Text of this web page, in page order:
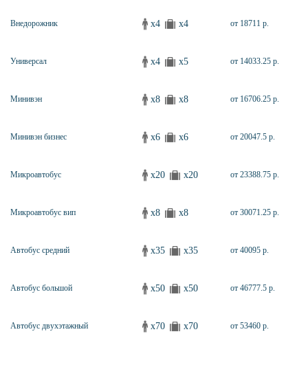
Внедорожник x4 x4 от 18711 р.
Универсал x4 x5 от 14033.25 р.
Минивэн x8 x8 от 16706.25 р.
Минивэн бизнес x6 x6 от 20047.5 р.
Микроавтобус x20 x20 от 23388.75 р.
Микроавтобус вип x8 x8 от 30071.25 р.
Автобус средний x35 x35 от 40095 р.
Автобус большой x50 x50 от 46777.5 р.
Автобус двухэтажный x70 x70 от 53460 р.